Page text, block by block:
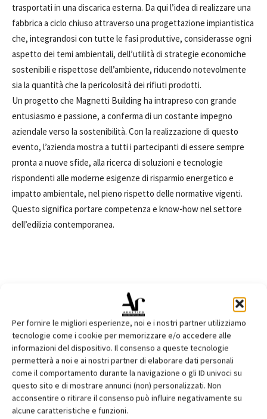
Per fornire le migliori esperienze, noi e i nostri partner utilizziamo
tecnologie come i cookie per memorizzare e/o accedere alle
informazioni del dispositivo. Il consenso a queste tecnologie
permetterà a noi e ai nostri partner di elaborare dati personali
come il comportamento durante la navigazione o gli ID univoci su
questo sito e di mostrare annunci (non) personalizzati. Non
acconsentire o ritirare il consenso può influire negativamente su
alcune caratteristiche e funzioni.
trasportati in una discarica esterna. Da qui l’idea di realizzare una
fabbrica a ciclo chiuso attraverso una progettazione impiantistica
che, integrandosi con tutte le fasi produttive, considerasse ogni
aspetto dei temi ambientali, dell’utilità di strategie economiche
sostenibili e rispettose dell’ambiente, riducendo notevolmente
sia la quantità che la pericolosità dei rifiuti prodotti.
Un progetto che Magnetti Building ha intrapreso con grande
entusiasmo e passione, a conferma di un costante impegno
aziendale verso la sostenibilità. Con la realizzazione di questo
evento, l’azienda mostra a tutti i partecipanti di essere sempre
pronta a nuove sfide, alla ricerca di soluzioni e tecnologie
rispondenti alle moderne esigenze di risparmio energetico e
impatto ambientale, nel pieno rispetto delle normative vigenti.
Questo significa portare competenza e know-how nel settore
dell’edilizia contemporanea.
impatto ambientale
inquinamento ambientale
inquinamento atmosferico
Magnetti Building
prefabbricazione
progettazione impiantistica
risparmio energetico sostenibilità
Facebook Twitter Pinterest